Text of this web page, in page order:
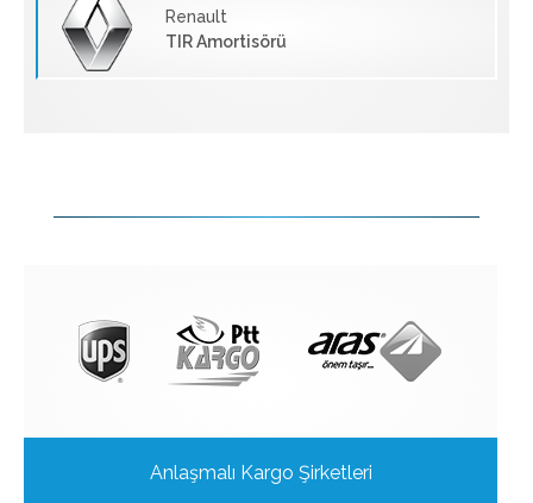
Renault
TIR Amortisörü
Anlaşmalı Kargo Şirketleri